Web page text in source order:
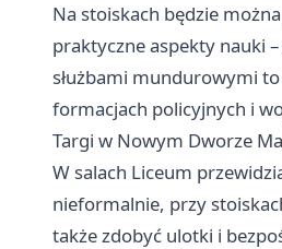
Na stoiskach będzie
praktyczne aspekty nauki
służbami mundurowymi
formacjach policyjnych i
Targi w Nowym Dworze
W salach Liceum
nieformalnie, przy
także zdobyć ulotki i